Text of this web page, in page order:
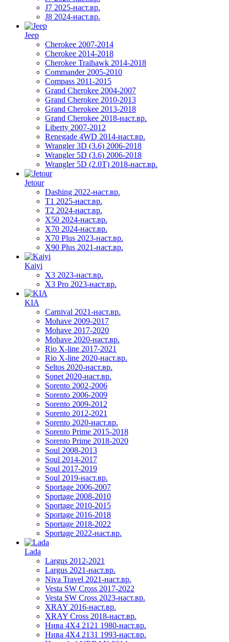
J7 2025-наст.вр.
J8 2024-наст.вр.
Jeep
Cherokee 2007-2014
Cherokee 2014-2018
Cherokee Traihawk 2014-2018
Commander 2005-2010
Compass 2011-2015
Grand Cherokee 2004-2007
Grand Cherokee 2010-2013
Grand Cherokee 2013-2018
Grand Cherokee 2018-наст.вр.
Liberty 2007-2012
Renegade 4WD 2014-наст.вр.
Wrangler 3D (3.6) 2006-2018
Wrangler 5D (3.6) 2006-2018
Wrangler 5D (2.0T) 2018-наст.вр.
Jetour
Dashing 2022-наст.вр.
T1 2025-наст.вр.
T2 2024-наст.вр.
X50 2024-наст.вр.
X70 2024-наст.вр.
X70 Plus 2023-наст.вр.
X90 Plus 2021-наст.вр.
Kaiyi
X3 2023-наст.вр.
X3 Pro 2023-наст.вр.
KIA
Carnival 2021-наст.вр.
Mohave 2009-2017
Mohave 2017-2020
Mohave 2020-наст.вр.
Rio X-line 2017-2021
Rio X-line 2020-наст.вр.
Seltos 2020-наст.вр.
Sonet 2020-наст.вр.
Sorento 2002-2006
Sorento 2006-2009
Sorento 2009-2012
Sorento 2012-2021
Sorento 2020-наст.вр.
Sorento Prime 2015-2018
Sorento Prime 2018-2020
Soul 2008-2013
Soul 2014-2017
Soul 2017-2019
Soul 2019-наст.вр.
Sportage 2006-2007
Sportage 2008-2010
Sportage 2010-2015
Sportage 2016-2018
Sportage 2018-2022
Sportage 2022-наст.вр.
Lada
Largus 2012-2021
Largus 2021-наст.вр.
Niva Travel 2021-наст.вр.
Vesta SW Cross 2017-2022
Vesta SW Cross 2023-наст.вр.
XRAY 2016-наст.вр.
XRAY Cross 2018-наст.вр.
Нива 4X4 2121 1980-наст.вр.
Нива 4X4 2131 1993-наст.вр.